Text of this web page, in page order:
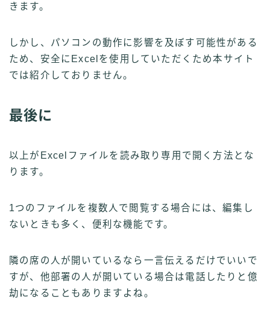
きます。
しかし、パソコンの動作に影響を及ぼす可能性がある
ため、安全にExcelを使用していただくため本サイト
では紹介しておりません。
最後に
以上がExcelファイルを読み取り専用で開く方法とな
ります。
1つのファイルを複数人で閲覧する場合には、編集し
ないときも多く、便利な機能です。
隣の席の人が開いているなら一言伝えるだけでいいで
すが、他部署の人が開いている場合は電話したりと億
劫になることもありますよね。